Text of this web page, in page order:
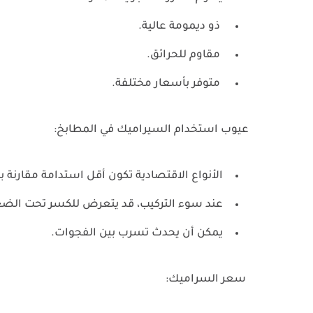
ذو ديمومة عالية.
مقاوم للحرائق.
متوفر بأسعار مختلفة.
عيوب استخدام السيراميك في المطابخ:
الأنواع الاقتصادية تكون أقل استدامة مقارنة
عند سوء التركيب، قد يتعرض للكسر تحت
يمكن أن يحدث تسرب بين الفجوات.
سعر السراميك: